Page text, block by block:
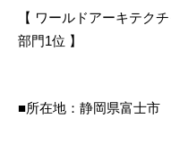
【 ワールドアーキテク
部門1位 】
■所在地：静岡県富士市